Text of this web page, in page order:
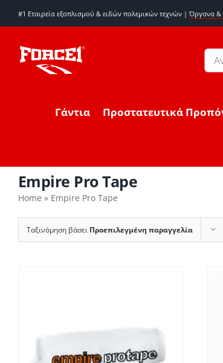
στο
#1 Εταιρεία εξοπλισμού & ειδών πολεμικών τεχνών | Όργανα &
για:
Γάντια Προστατευτικά
Empire Pro Tape
Home » Empire Pro Tape
Ταξινόμηση βάσει Προεπιλεγμένη παραγγελία